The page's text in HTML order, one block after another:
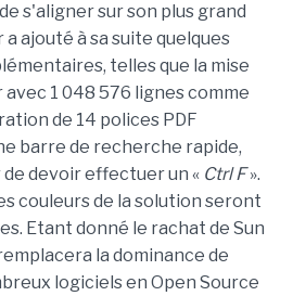
s'aligner sur son plus grand
ajouté à sa suite quelques
telles que la mise
1 048 576 lignes comme
de 14 polices PDF
barre de recherche rapide,
devoir effectuer un « Ctrl F».
couleurs de la solution seront
Etant donné le rachat de Sun
la dominance de
logiciels en Open Source